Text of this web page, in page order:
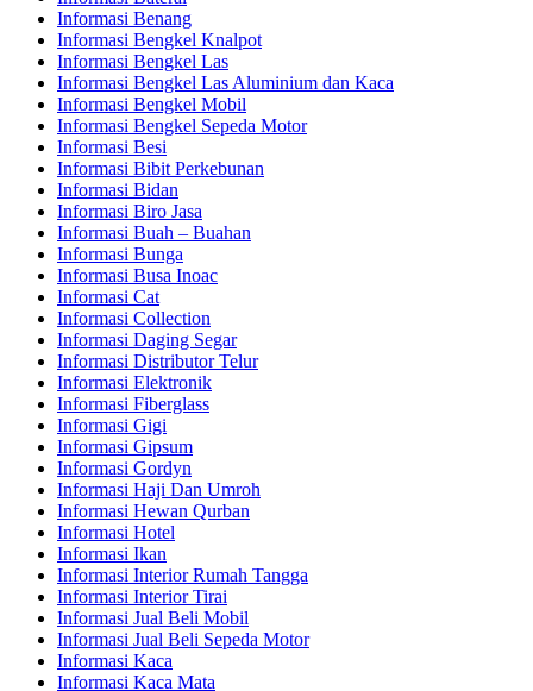
Informasi Benang
Informasi Bengkel Knalpot
Informasi Bengkel Las
Informasi Bengkel Las Aluminium dan Kaca
Informasi Bengkel Mobil
Informasi Bengkel Sepeda Motor
Informasi Besi
Informasi Bibit Perkebunan
Informasi Bidan
Informasi Biro Jasa
Informasi Buah – Buahan
Informasi Bunga
Informasi Busa Inoac
Informasi Cat
Informasi Collection
Informasi Daging Segar
Informasi Distributor Telur
Informasi Elektronik
Informasi Fiberglass
Informasi Gigi
Informasi Gipsum
Informasi Gordyn
Informasi Haji Dan Umroh
Informasi Hewan Qurban
Informasi Hotel
Informasi Ikan
Informasi Interior Rumah Tangga
Informasi Interior Tirai
Informasi Jual Beli Mobil
Informasi Jual Beli Sepeda Motor
Informasi Kaca
Informasi Kaca Mata